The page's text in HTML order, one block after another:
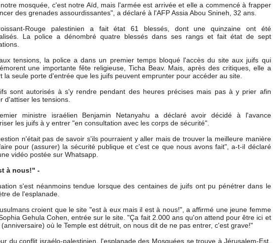
mosquée, c'est notre Aïd, mais l'armée est arrivée et elle a commencé à frapper
des grenades assourdissantes", a déclaré à l'AFP Assia Abou Snineh, 32 ans.
Rouge palestinien a fait état 61 blessés, dont une quinzaine ont été
La police a dénombré quatre blessés dans ses rangs et fait état de sept
tensions, la police a dans un premier temps bloqué l'accès du site aux juifs qui
une importante fête religieuse, Ticha Beav. Mais, après des critiques, elle a
la seule porte d'entrée que les juifs peuvent emprunter pour accéder au site.
sont autorisés à s'y rendre pendant des heures précises mais pas à y prier afin
d'attiser les tensions.
ministre israélien Benjamin Netanyahu a déclaré avoir décidé à l'avance
les juifs à y entrer "en consultation avec les corps de sécurité".
n'était pas de savoir s'ils pourraient y aller mais de trouver la meilleure manière
pour (assurer) la sécurité publique et c'est ce que nous avons fait", a-t-il déclaré
vidéo postée sur Whatsapp.
à nous!" -
s'est néanmoins tendue lorsque des centaines de juifs ont pu pénétrer dans le
de l'esplanade.
croient que le site "est à eux mais il est à nous!", a affirmé une jeune femme
Gehula Cohen, entrée sur le site. "Ça fait 2.000 ans qu'on attend pour être ici et
(anniversaire) où le Temple est détruit, on nous dit de ne pas entrer, c'est grave!"
du conflit israélo-palestinien, l'esplanade des Mosquées se trouve à Jérusalem-Est,